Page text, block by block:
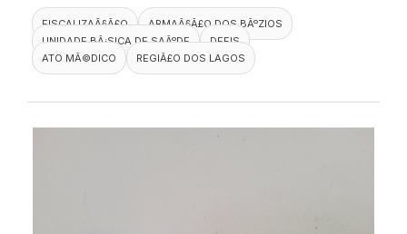
FISCALIZAÃ§Ã£O
ARMAÃ§Ã£O DOS BÃºZIOS
UNIDADE BÃ¡SICA DE SAÃºDE
DEFIS
ATO MÃ©DICO
REGIÃ£O DOS LAGOS